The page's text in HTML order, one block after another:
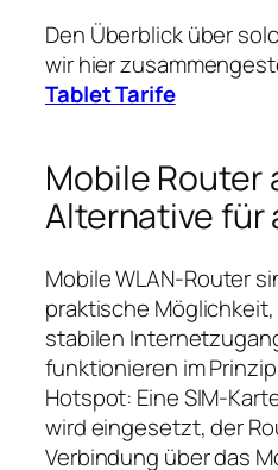
Den Überblick über
wir hier
Tablet Tarife
Mobile Router
Alternative für
Mobile WLAN‑Router
praktische
stabilen
funktionieren im
Hotspot: Eine
wird eingesetzt, der
Verbindung über das